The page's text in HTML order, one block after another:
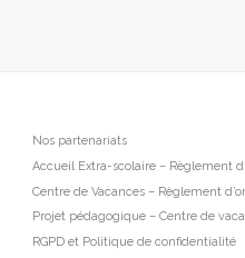
Nos partenariats
Accueil Extra-scolaire – Règlement
Centre de Vacances – Règlement
Projet pédagogique – Centre de
RGPD et Politique de confidentialité